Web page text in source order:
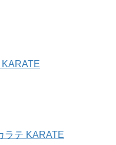
ラテ KARATE